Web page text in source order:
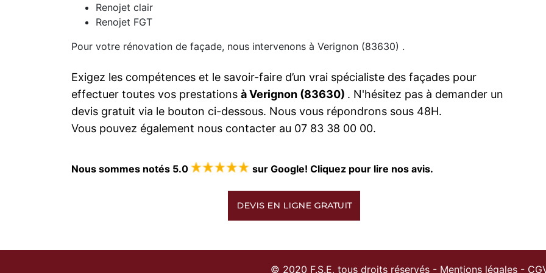
Renojet clair
Renojet FGT
Pour votre rénovation de façade, nous intervenons à Verignon (83630) .
Exigez les compétences et le savoir-faire d’un vrai spécialiste des façades pour
effectuer toutes vos prestations à Verignon (83630) . N'hésitez pas à demander un
devis gratuit via le bouton ci-dessous. Nous vous répondrons sous 48H.
Vous pouvez également nous contacter au 07 83 38 00 00.
Nous sommes notés 5.0 sur Google! Cliquez pour lire nos avis.
DEVIS EN LIGNE GRATUIT
© 2020 F.S.E, tous droits réservés - Mentions légales-